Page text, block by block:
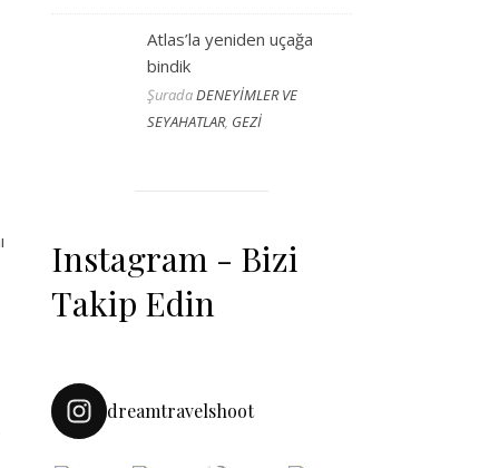
Atlas’la yeniden uçağa
bindik
ŞuradaDENEYİMLER VE
SEYAHATLAR, GEZİ
Instagram - Bizi
Takip Edin
dreamtravelshoot